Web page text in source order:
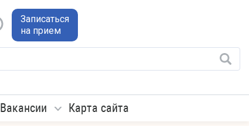
Записаться
на прием
Вакансии Карта сайта